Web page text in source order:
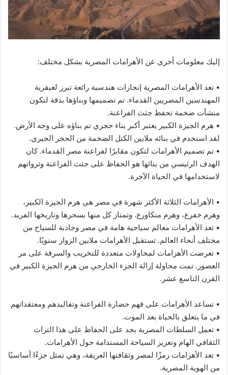
إليك معلومات أخرى عن الأهرامات المصرية بشكل مختلف:
• تعد الأهرامات المصرية إنجازات هندسية رائعة تبرز لعبقرية
المهندسين المصريين القدماء. تم تصميمها وبناؤها بدقة لتكون
منشآت ضخمة تحفظ جثث الفراعنة.
• هرم الجيزة الكبير يعتبر أكبر بناء حجري تم بناؤه على وجه الأرض.
لقد استخدم في بنائه ملايين الكتل الضخمة من الحجر الجيري.
• تم تصميم الأهرامات لتكون مقابرًا لفراعنة مصر القدماء. كان
الهدف الرئيسي من بنائها هو الحفاظ على جثث الفراعنة وثرواتهم
لاستخدامها في الحياة الآخرة.
• الأهرامات الثلاثة الأكثر شهرة في مصر هي هرم الجيزة الكبير،
وهرم خفرع، وهرم منكاورع. وتمتاز كل منها بسحرها وتاريخها الفريد.
• تعد الأهرامات معالم سياحية هامة في مصر وجاذبة للسياح من
مختلف أنحاء العالم. تستقبل الأهرامات ملايين الزوار سنويًا.
• تعرضت الأهرامات لمحاولات متعددة للتخريب والسرقة على مر
العصور. تمت محاولة إزالة الجزء الخارجي من هرم الجيزة الكبير في
القرن التاسع عشر.
• تساعد الأهرامات على فهم حضارة الفراعنة وتقاليدهم ومعتقداتهم
في ما يتعلق بالحياة بعد الموت.
• تعمل السلطات المصرية بجد على الحفاظ على هذا التراث
الثقافي الهام وتعزيز السياحة المستدامة حول الأهرامات.
• تعد الأهرامات رمزًا لمصر وثقافتها العريقة، وهي تمثل جزءًا أساسيًا
من الهوية المصرية.